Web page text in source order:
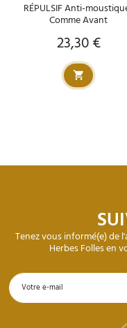
RÉPULSIF Anti-
Comme Avant
Prix
23,30 €
Tenez vous informé(e) de
Herbes Folles en